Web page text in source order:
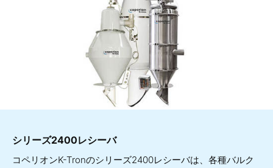
シリーズ2400レシーバ
コペリオンK-Tronのシリーズ2400レシーバは、各種バルク